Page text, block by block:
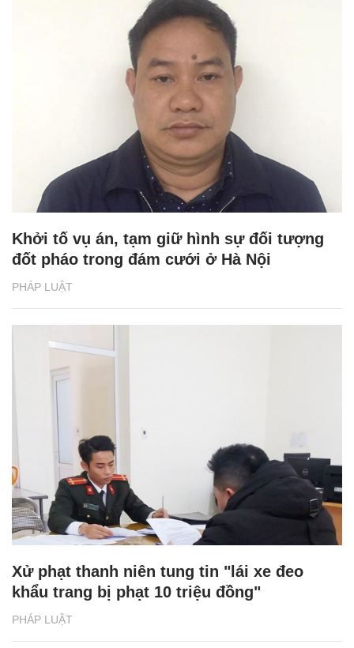
PHÁP LUẬT
Khởi tố vụ án, tạm giữ hình sự đối tượng
đốt pháo trong đám cưới ở Hà Nội
PHÁP LUẬT
Xử phạt thanh niên tung tin "lái xe đeo
khẩu trang bị phạt 10 triệu đồng"